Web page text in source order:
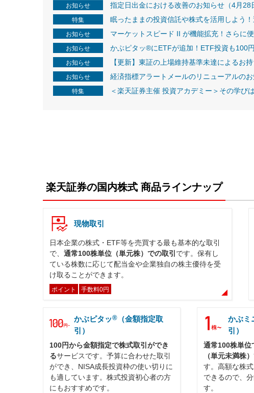
お知らせ 指定日出金における改善のお知らせ（4月28
特集 眠ったままの投資信託や株式を活用しよう
お知らせ マーケットスピード II が機能拡充！さらに
お知らせ かぶピタッ®にETFが追加！ETF投資も100
お知らせ 【更新】東証の上場維持基準未達によるお
お知らせ 経済指標アラートメールのリニューアルの
特集 ＜楽天証券主催 投資アカデミー＞その学び
楽天証券の国内株式 商品ラインナップ
現物取引
日本企業の株式・ETF等を売買する最も基本的な取引
で、 通常100株単位（単元株）での取引 です。保有し
ている株数に応じて配当金や企業独自の株主優待を受
け取ることができます。
ポイント 手数料0円
かぶピタッ® （金額指定取
引）
100円から金額指定で株式取引ができ
るサービスです。予算に合わせた取引
ができ、NISA成長投資枠の使い切りに
も適しています。株式投資初心者の方
にもおすすめです。
かぶミ
引）
通常100株単位
（単元未満株
す。高額な株
できるので、
す。